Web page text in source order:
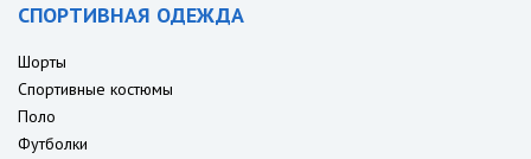
СПОРТИВНАЯ ОДЕЖДА
Шорты
Спортивные костюмы
Поло
Футболки